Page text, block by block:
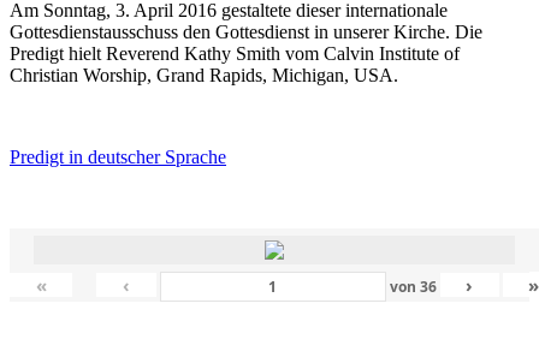
Am Sonntag, 3. April 2016 gestaltete dieser internationale
Gottesdienstausschuss den Gottesdienst in unserer Kirche. Die
Predigt hielt Reverend Kathy Smith vom Calvin Institute of
Christian Worship, Grand Rapids, Michigan, USA.
Predigt in deutscher Sprache
« ‹ von 36 › »